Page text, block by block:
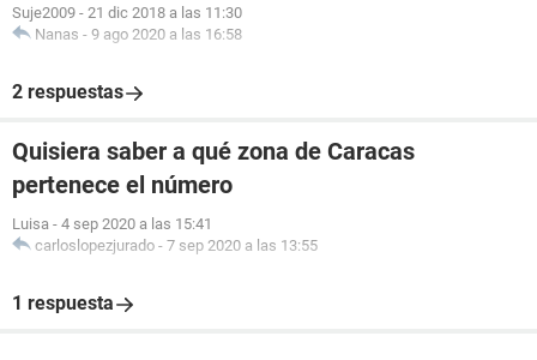
Suje2009 - 21 dic 2018 a las 11:30
Nanas - 9 ago 2020 a las 16:58
2 respuestas
Quisiera saber a qué zona de Caracas
pertenece el número
Luisa - 4 sep 2020 a las 15:41
carloslopezjurado - 7 sep 2020 a las 13:55
1 respuesta